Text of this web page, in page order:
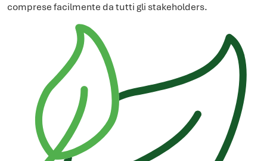
comprese facilmente da tutti gli stakeholders.